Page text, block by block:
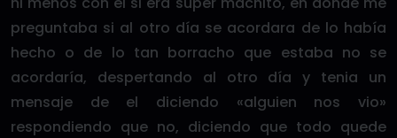
preguntaba si al otro día se acordara de lo había
hecho o de lo tan borracho que estaba no se
acordaría, despertando al otro día y tenia un
mensaje de el diciendo «alguien nos vio»
respondiendo que no, diciendo que todo quede